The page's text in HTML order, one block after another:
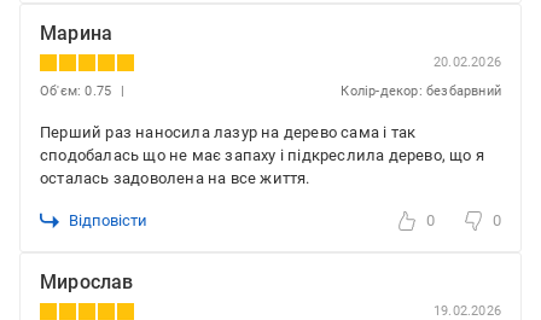
Марина
20.02.2026
Об'єм: 0.75
Колір-декор: безбарвний
Перший раз наносила лазур на дерево сама і так
сподобалась що не має запаху і підкреслила дерево, що я
осталась задоволена на все життя.
Відповісти 0 0
Мирослав
19.02.2026